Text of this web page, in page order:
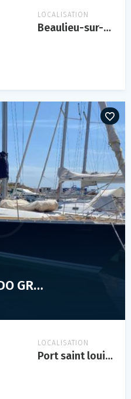
LOCALISATION
Beaulieu-sur-mer
CANTIERE DEL PARDO GRAND SOLEIL 37
LOCALISATION
Port saint louis du rhône